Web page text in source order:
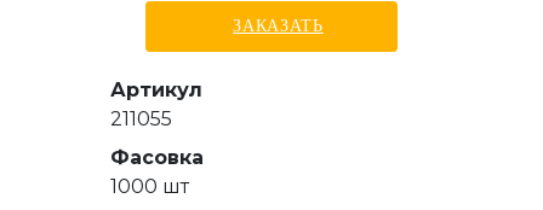
ЗАКАЗАТЬ
Артикул
211055
Фасовка
1000 шт